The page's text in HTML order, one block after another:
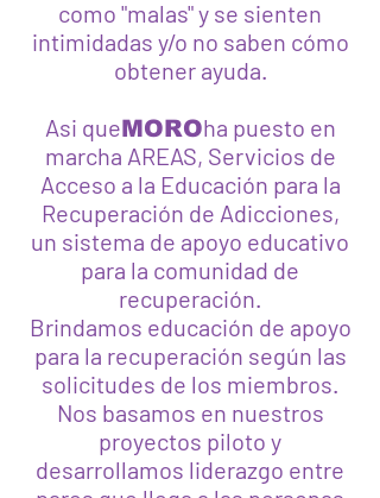
como "malas" y se sienten
intimidadas y/o no saben cómo
obtener ayuda.
Asi queMOROha puesto en
marcha AREAS, Servicios de
Acceso a la Educación para la
Recuperación de Adicciones,
un sistema de apoyo educativo
para la comunidad de
recuperación.
Brindamos educación de apoyo
para la recuperación según las
solicitudes de los miembros.
Nos basamos en nuestros
proyectos piloto y
desarrollamos liderazgo entre